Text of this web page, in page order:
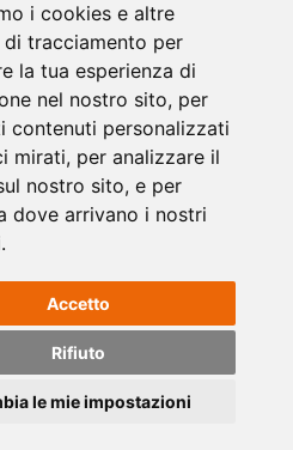
i cookies e altre
tracciamento per
la tua esperienza di
nel nostro sito, per
contenuti personalizzati
mirati, per analizzare il
nostro sito, e per
dove arrivano i nostri
Accetto
Rifiuto
le mie impostazioni
6, 33100 Udine (UD)
OPERATIVA
Cinto Caomaggiore (VE)
0421 241151
E CONDIZIONI
COOKIE POLICY